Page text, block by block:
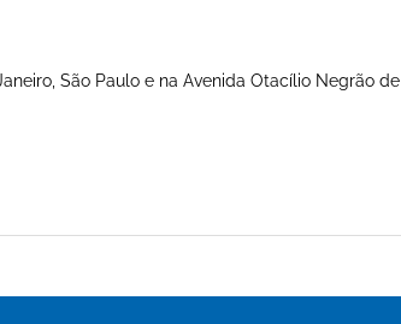
São Paulo e na Avenida Otacílio Negrão de